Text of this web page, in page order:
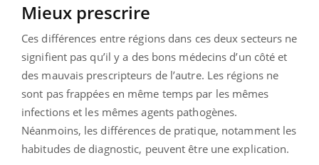
Mieux prescrire
Ces différences entre régions dans ces deux secteurs ne
signifient pas qu’il y a des bons médecins d’un côté et
des mauvais prescripteurs de l’autre. Les régions ne
sont pas frappées en même temps par les mêmes
infections et les mêmes agents pathogènes.
Néanmoins, les différences de pratique, notamment les
habitudes de diagnostic, peuvent être une explication.